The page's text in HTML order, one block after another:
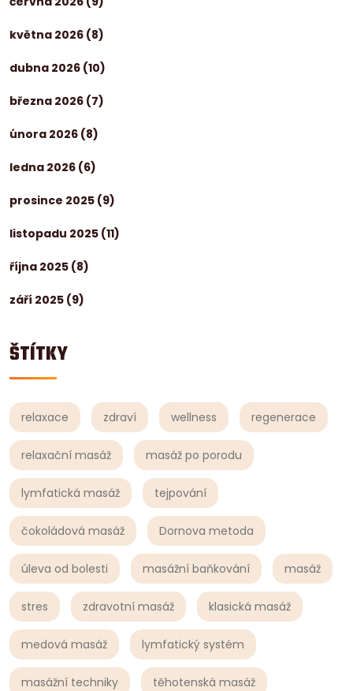
května 2026 (8)
dubna 2026 (10)
března 2026 (7)
února 2026 (8)
ledna 2026 (6)
prosince 2025 (9)
listopadu 2025 (11)
října 2025 (8)
září 2025 (9)
ŠTÍTKY
relaxace zdraví wellness regenerace
relaxační masáž masáž po porodu
lymfatická masáž tejpování
čokoládová masáž Dornova metoda
úleva od bolesti masážní baňkování masáž
stres zdravotní masáž klasická masáž
medová masáž lymfatický systém
masážní techniky těhotenská masáž